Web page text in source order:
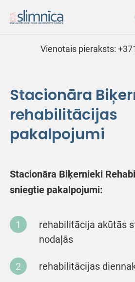
Vienotais pieraksts:
Stacionāra
rehabilitācijas
pakalpojumi
Stacionāra Biķernieki
sniegtie pakalpojumi:
rehabilitācija akūtās
nodaļās
rehabilitācijas